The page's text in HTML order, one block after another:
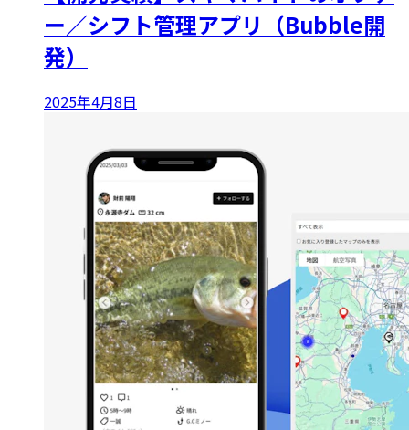
ー／シフト管理アプリ（Bubble開
発）
2025年4月8日